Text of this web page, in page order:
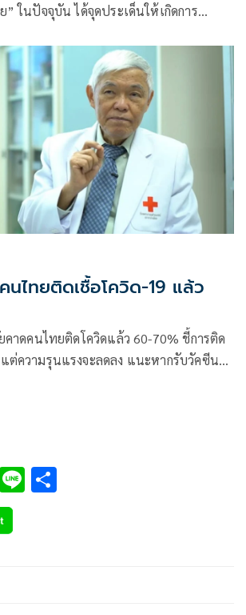
ในปัจจุบัน ได้จุดประเด็นให้เกิดการ…
ไทยติดเชื้อโควิด-19 แล้ว
คาดคนไทยติดโควิดแล้ว 60-70% ชี้การติด
แต่ความรุนแรงจะลดลง แนะหากรับวัคซีน
C Li